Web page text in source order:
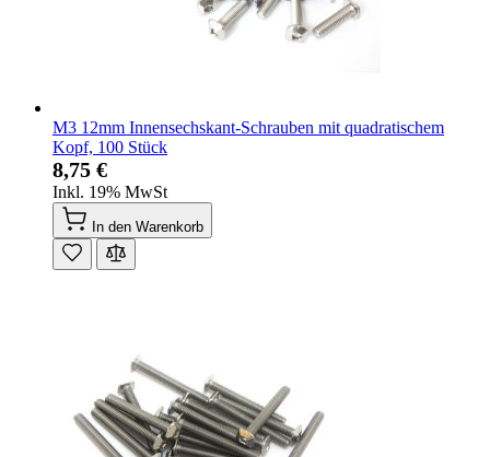
M3 12mm Innensechskant-Schrauben mit quadratischem
Kopf, 100 Stück
8,75 €
Inkl. 19% MwSt
In den Warenkorb